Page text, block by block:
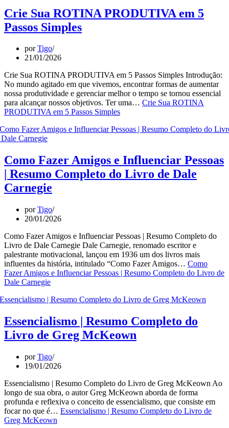
Crie Sua ROTINA PRODUTIVA em 5
Passos Simples
porTigo
21/01/2026
Crie Sua ROTINA PRODUTIVA em 5 Passos Simples Introdução:
No mundo agitado em que vivemos, encontrar formas de aumentar
nossa produtividade e gerenciar melhor o tempo se tornou essencial
para alcançar nossos objetivos. Ter uma… Crie Sua ROTINA
PRODUTIVA em 5 Passos Simples
Como Fazer Amigos e Influenciar Pessoas
| Resumo Completo do Livro de Dale
Carnegie
porTigo
20/01/2026
Como Fazer Amigos e Influenciar Pessoas | Resumo Completo do
Livro de Dale Carnegie Dale Carnegie, renomado escritor e
palestrante motivacional, lançou em 1936 um dos livros mais
influentes da história, intitulado “Como Fazer Amigos… Como
Fazer Amigos e Influenciar Pessoas | Resumo Completo do Livro de
Dale Carnegie
Essencialismo | Resumo Completo do
Livro de Greg McKeown
porTigo
19/01/2026
Essencialismo | Resumo Completo do Livro de Greg McKeown Ao
longo de sua obra, o autor Greg McKeown aborda de forma
profunda e reflexiva o conceito de essencialismo, que consiste em
focar no que é… Essencialismo | Resumo Completo do Livro de
Greg McKeown